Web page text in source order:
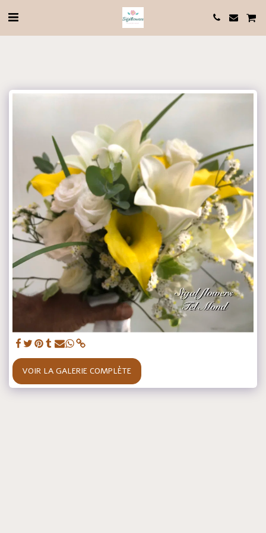
VOIR LA GALERIE COMPLÈTE